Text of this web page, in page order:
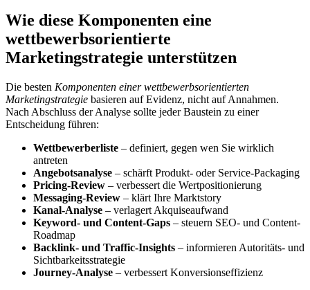
Wie diese Komponenten eine
wettbewerbsorientierte
Marketingstrategie unterstützen
Die besten Komponenten einer wettbewerbsorientierten
Marketingstrategie basieren auf Evidenz, nicht auf Annahmen.
Nach Abschluss der Analyse sollte jeder Baustein zu einer
Entscheidung führen:
Wettbewerberliste – definiert, gegen wen Sie wirklich
antreten
Angebotsanalyse – schärft Produkt- oder Service-Packaging
Pricing-Review – verbessert die Wertpositionierung
Messaging-Review – klärt Ihre Marktstory
Kanal-Analyse – verlagert Akquiseaufwand
Keyword- und Content-Gaps – steuern SEO- und Content-
Roadmap
Backlink- und Traffic-Insights – informieren Autoritäts- und
Sichtbarkeitsstrategie
Journey-Analyse – verbessert Konversionseffizienz